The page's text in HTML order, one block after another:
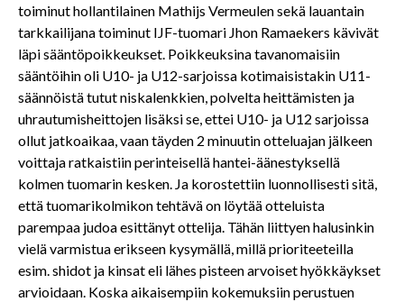
toiminut hollantilainen Mathijs Vermeulen sekä lauantain
tarkkailijana toiminut IJF-tuomari Jhon Ramaekers kävivät
läpi sääntöpoikkeukset. Poikkeuksina tavanomaisiin
sääntöihin oli U10- ja U12-sarjoissa kotimaisistakin U11-
säännöistä tutut niskalenkkien, polvelta heittämisten ja
uhrautumisheittojen lisäksi se, ettei U10- ja U12 sarjoissa
ollut jatkoaikaa, vaan täyden 2 minuutin otteluajan jälkeen
voittaja ratkaistiin perinteisellä hantei-äänestyksellä
kolmen tuomarin kesken. Ja korostettiin luonnollisesti sitä,
että tuomarikolmikon tehtävä on löytää otteluista
parempaa judoa esittänyt ottelija. Tähän liittyen halusinkin
vielä varmistua erikseen kysymällä, millä prioriteeteilla
esim. shidot ja kinsat eli lähes pisteen arvoiset hyökkäykset
arvioidaan. Koska aikaisempiin kokemuksiin perustuen